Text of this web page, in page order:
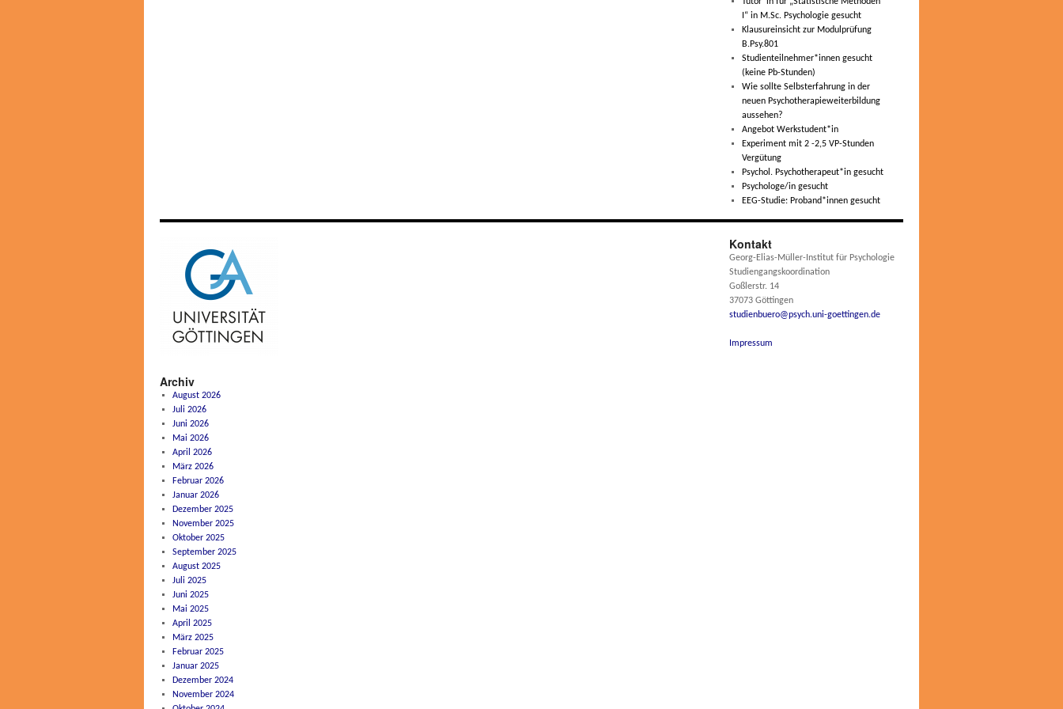
I“ in M.Sc. Psychologie gesucht
Klausureinsicht zur Modulprüfung
B.Psy.801
Studienteilnehmer*innen gesucht
(keine Pb-Stunden)
Wie sollte Selbsterfahrung in der
neuen Psychotherapieweiterbildung
aussehen?
Angebot Werkstudent*in
Experiment mit 2 -2,5 VP-Stunden
Vergütung
Psychol. Psychotherapeut*in gesucht
Psychologe/in gesucht
EEG-Studie: Proband*innen gesucht
Archiv
August 2026
Juli 2026
Juni 2026
Mai 2026
April 2026
März 2026
Februar 2026
Januar 2026
Dezember 2025
November 2025
Oktober 2025
September 2025
August 2025
Juli 2025
Juni 2025
Mai 2025
April 2025
März 2025
Februar 2025
Januar 2025
Dezember 2024
November 2024
Kontakt
Georg-Elias-Müller-Institut für Psychologie
Studiengangskoordination
Goßlerstr. 14
37073 Göttingen
studienbuero@psych.uni-goettingen.de
Impressum